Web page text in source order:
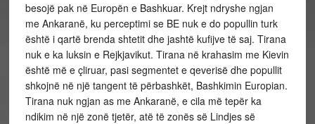
besojë pak në Europën e Bashkuar. Krejt ndryshe ngjan
me Ankaranë, ku perceptimi se BE nuk e do popullin turk
është i qartë brenda shtetit dhe jashtë kufijve të saj. Tirana
nuk e ka luksin e Rejkjavikut. Tirana në krahasim me Kievin
është më e çliruar, pasi segmentet e qeverisë dhe popullit
shkojnë në një tangent të përbashkët, Bashkimin Europian.
Tirana nuk ngjan as me Ankaranë, e cila më tepër ka
ndikim në një zonë tjetër, atë të zonës së Lindjes së